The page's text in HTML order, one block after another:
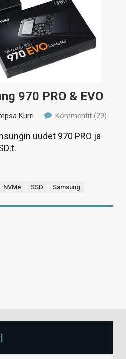
970 PRO & EVO
Kurri Kommentit (29)
uudet 970 PRO ja
NVMe SSD Samsung